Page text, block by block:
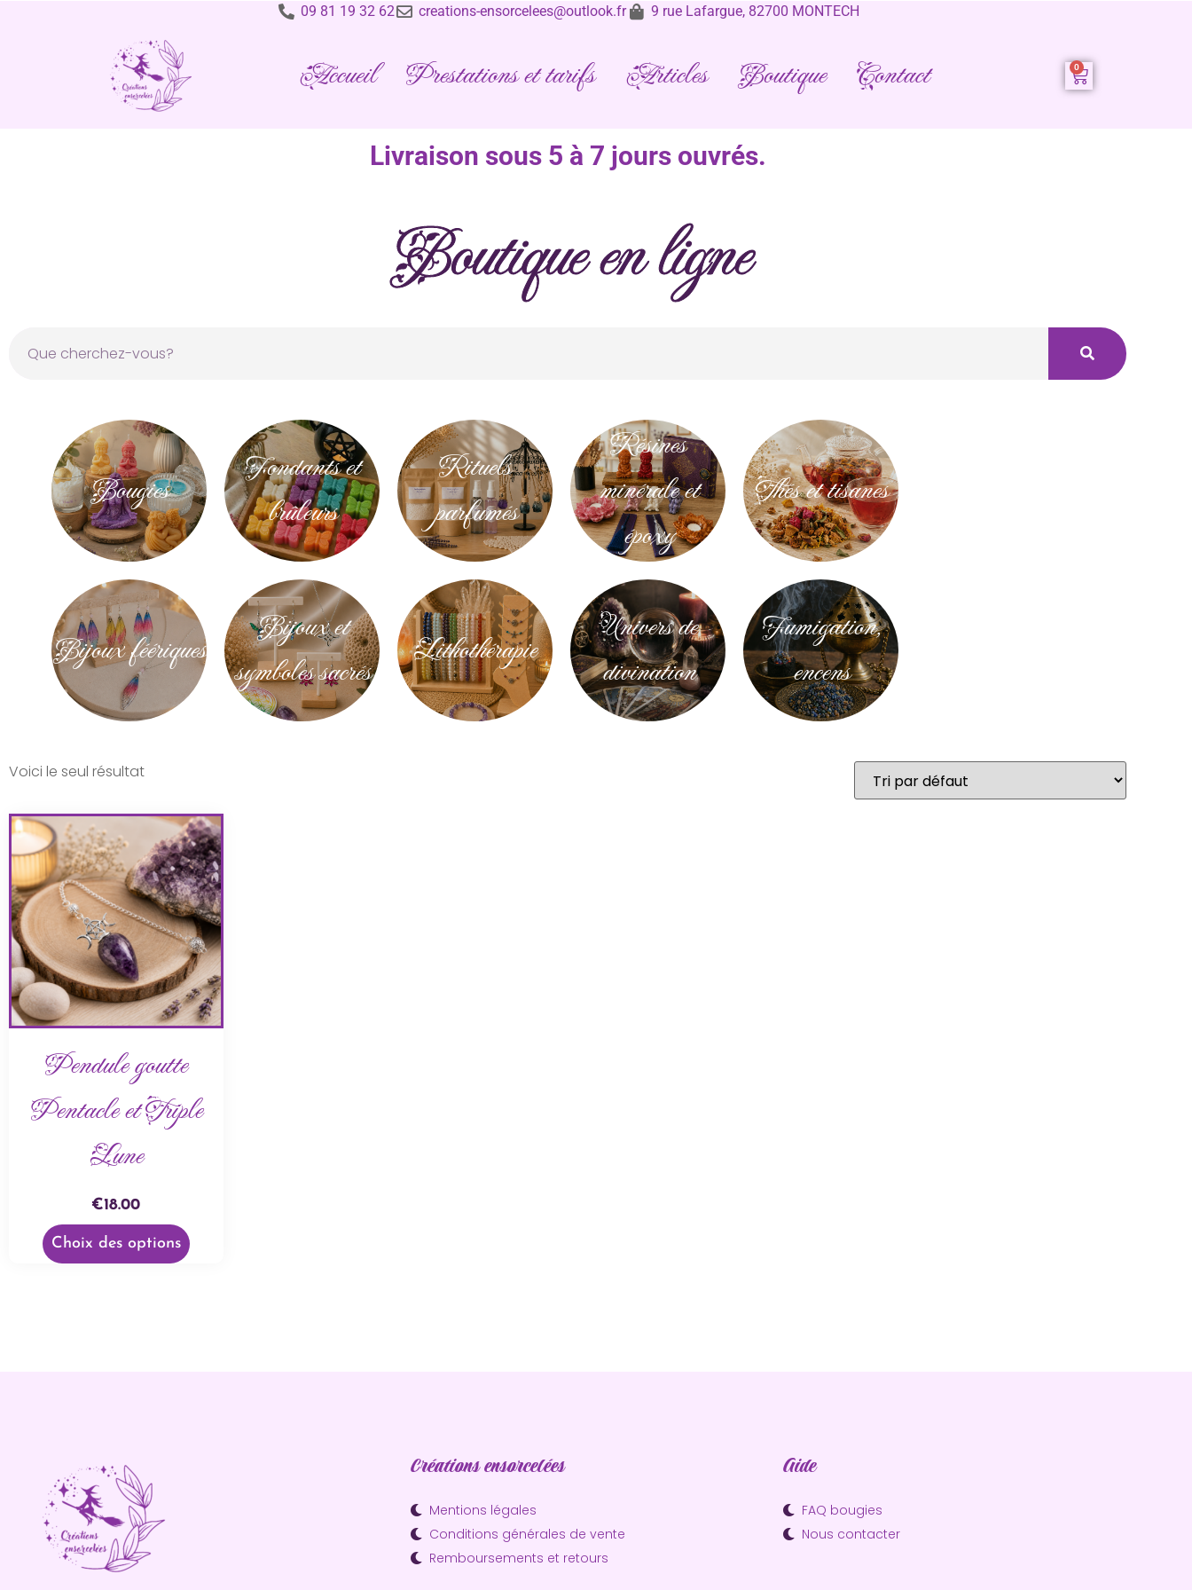
09 81 19 32 62 creations-ensorcelees@outlook.fr 9 rue Lafargue, 82700 MONTECH
Accueil Prestations et tarifs Articles Boutique Contact
Livraison sous 5 à 7 jours ouvrés.
Boutique en ligne
Bougies
Fondants et
brûleurs
Rituels
parfumés
Résines
minérale et
époxy
Thés et tisanes
Bijoux féériques
Bijoux et
symboles sacrés
Lithothérapie
Univers de
divination
Fumigation,
encens
Voici le seul résultat
Pendule goutte
Pentacle et Triple
Lune
€18.00
Choix des options
Créations ensorcelées
Mentions légales
Conditions générales de vente
Remboursements et retours
Aide
FAQ bougies
Nous contacter